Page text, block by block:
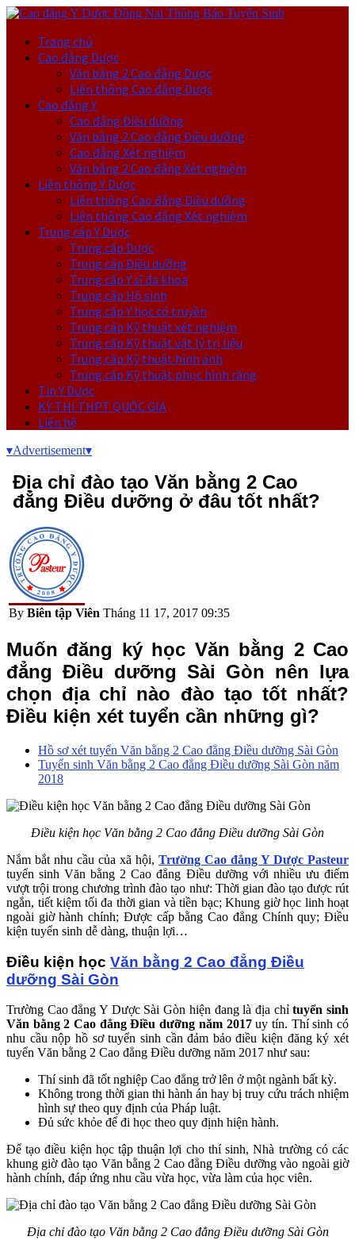
Trang chủ
Cao đẳng Dược
Văn bằng 2 Cao đẳng Dược
Liên thông Cao đẳng Dược
Cao đẳng Y
Cao đẳng Điều dưỡng
Văn bằng 2 Cao đẳng Điều dưỡng
Cao đẳng Xét nghiệm
Văn bằng 2 Cao đẳng Xét nghiệm
Liên thông Y Dược
Liên thông Cao đẳng Điều dưỡng
Liên thông Cao đẳng Xét nghiệm
Trung cấp Y Dược
Trung cấp Dược
Trung cấp Điều dưỡng
Trung cấp Y sĩ đa khoa
Trung cấp Hộ sinh
Trung cấp Y học cổ truyền
Trung cấp Kỹ thuật xét nghiệm
Trung cấp Kỹ thuật vật lý trị liệu
Trung cấp Kỹ thuật hình ảnh
Trung cấp Kỹ thuật phục hình răng
Tin Y Dược
KỲ THI THPT QUỐC GIA
Liên hệ
▾Advertisement▾
Địa chỉ đào tạo Văn bằng 2 Cao
đẳng Điều dưỡng ở đâu tốt nhất?
By Biên tập Viên Tháng 11 17, 2017 09:35
Muốn đăng ký học Văn bằng 2 Cao
đẳng Điều dưỡng Sài Gòn nên lựa
chọn địa chỉ nào đào tạo tốt nhất?
Điều kiện xét tuyển cần những gì?
Hồ sơ xét tuyển Văn bằng 2 Cao đẳng Điều dưỡng Sài Gòn
Tuyển sinh Văn bằng 2 Cao đẳng Điều dưỡng Sài Gòn năm
2018
Điều kiện học Văn bằng 2 Cao đẳng Điều dưỡng Sài Gòn
Nắm bắt nhu cầu của xã hội, Trường Cao đẳng Y Dược Pasteur
tuyển sinh Văn bằng 2 Cao đẳng Điều dưỡng với nhiều ưu điểm
vượt trội trong chương trình đào tạo như: Thời gian đào tạo được rút
ngắn, tiết kiệm tối đa thời gian và tiền bạc; Khung giờ học linh hoạt
ngoài giờ hành chính; Được cấp bằng Cao đẳng Chính quy; Điều
kiện tuyển sinh dễ dàng, thuận lợi…
Điều kiện học Văn bằng 2 Cao đẳng Điều
dưỡng Sài Gòn
Trường Cao đẳng Y Dược Sài Gòn hiện đang là địa chỉtuyển sinh
Văn bằng 2 Cao đẳng Điều dưỡng năm 2017uy tín. Thí sinh có
nhu cầu nộp hồ sơ tuyển sinh cần đảm bảo điều kiện đăng ký xét
tuyển Văn bằng 2 Cao đẳng Điều dưỡng năm 2017 như sau:
Thí sinh đã tốt nghiệp Cao đẳng trở lên ở một ngành bất kỳ.
Không trong thời gian thi hành án hay bị truy cứu trách nhiệm
hình sự theo quy định của Pháp luật.
Đủ sức khỏe để đi học theo quy định hiện hành.
Để tạo điều kiện học tập thuận lợi cho thí sinh, Nhà trường có các
khung giờ đào tạo Văn bằng 2 Cao đẳng Điều dưỡng vào ngoài giờ
hành chính, đáp ứng nhu cầu vừa học, vừa làm của học viên.
Địa chỉ đào tạo Văn bằng 2 Cao đẳng Điều dưỡng Sài Gòn